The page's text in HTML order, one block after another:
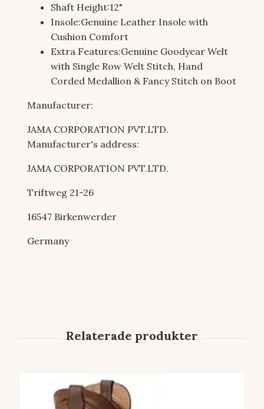
Shaft Height:12"
Insole:Genuine Leather Insole with
Cushion Comfort
Extra Features:Genuine Goodyear Welt
with Single Row Welt Stitch, Hand
Corded Medallion & Fancy Stitch on Boot
Manufacturer:
JAMA CORPORATION PVT.LTD.
Manufacturer's address:
JAMA CORPORATION PVT.LTD.
Triftweg 21-26
16547 Birkenwerder
Germany